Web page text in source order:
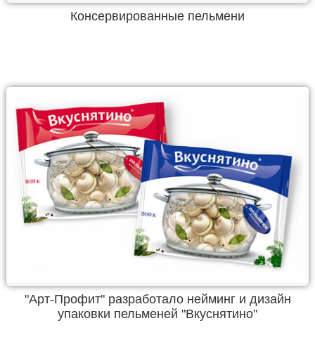
Консервированные пельмени
"Арт-Профит" разработало нейминг и дизайн
упаковки пельменей "Вкуснятино"